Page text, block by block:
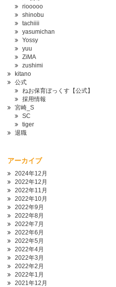
riooooo
shinobu
tachiiii
yasumichan
Yossy
yuu
ZiMA
zushimi
kitano
公式
ねお保育ぼっくす【公式】
採用情報
宮崎_S
SC
tiger
退職
アーカイブ
2024年12月
2022年12月
2022年11月
2022年10月
2022年9月
2022年8月
2022年7月
2022年6月
2022年5月
2022年4月
2022年3月
2022年2月
2022年1月
2021年12月